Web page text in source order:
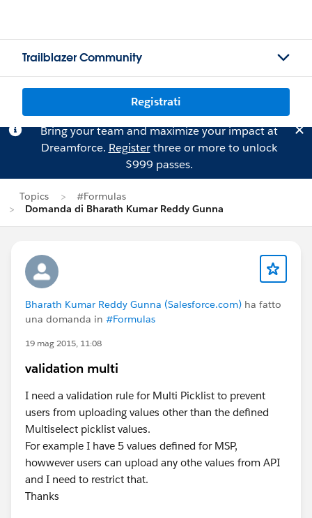
Trailblazer Community
Registrati
Bring your team and maximize your impact at
Dreamforce. Registerthree or more to unlock
$999 passes.
Topics
#Formulas
Domanda di Bharath Kumar Reddy Gunna
Bharath Kumar Reddy Gunna (Salesforce.com) ha fatto
una domanda in #Formulas
19 mag 2015, 11:08
validation multi
I need a validation rule for Multi Picklist to prevent
users from uploading values other than the defined
Multiselect picklist values.
For example I have 5 values defined for MSP,
howwever users can upload any othe values from API
and I need to restrict that.
Thanks